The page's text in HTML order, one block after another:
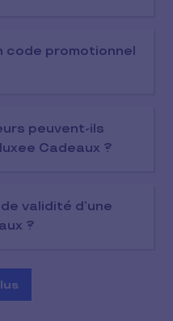
code promotionnel
peuvent-ils
Cadeaux ?
validité d’une
?